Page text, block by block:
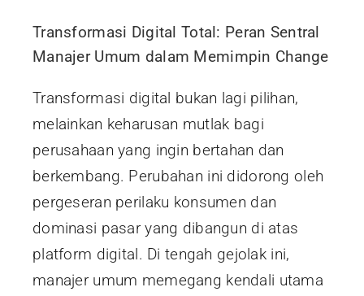
Transformasi Digital Total: Peran Sentral
Manajer Umum dalam Memimpin Change
Transformasi digital bukan lagi pilihan,
melainkan keharusan mutlak bagi
perusahaan yang ingin bertahan dan
berkembang. Perubahan ini didorong oleh
pergeseran perilaku konsumen dan
dominasi pasar yang dibangun di atas
platform digital. Di tengah gejolak ini,
manajer umum memegang kendali utama